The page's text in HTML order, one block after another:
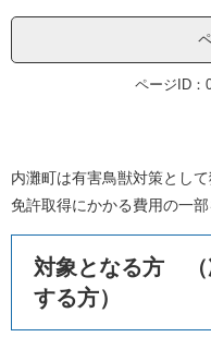
ページID：
文
内灘町は有害鳥獣対策とし
免許取得にかかる費用の一部
対象となる方 （
する方）